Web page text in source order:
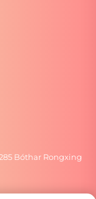
Bóthar Rongxing